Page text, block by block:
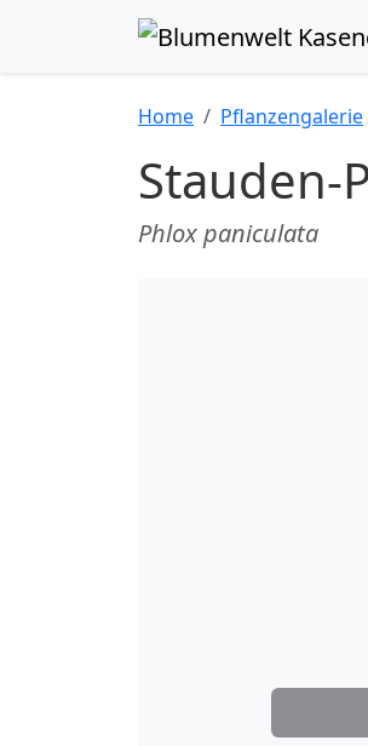
Home Pflanzengalerie
Stauden-
Phlox paniculata